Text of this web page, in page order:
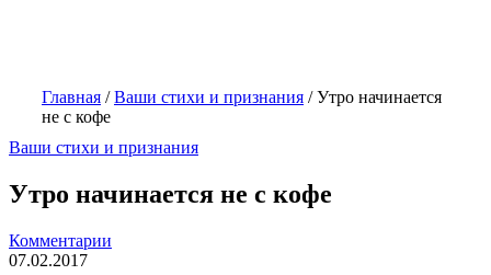
Главная /Ваши стихи и признания /Утро начинается
не с кофе
Ваши стихи и признания
Утро начинается не с кофе
Комментарии
07.02.2017